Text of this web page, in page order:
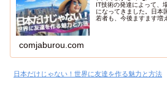
IT技術の発達によって、
になってきました。日本
若者も、今後ますます増
comjaburou.com
日本だけじゃない！世界に友達を作る魅力と方法